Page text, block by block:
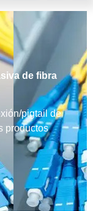
de fibra
pigtail de
productos